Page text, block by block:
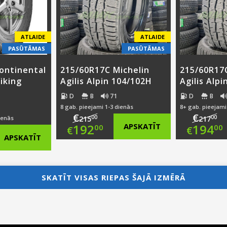
€130.00.
ATLAIDE
PASŪTĀMAS
APSKATĪT
ATLAIDE
PASŪTĀMAS
215/60R17C Michelin
Agilis Alpin 104/102H
D B 71
8 gab. pieejami 1-3 dienās
€21500
Original
was:
€215.00.
€19200
price
is:
APSKATĪT
215/
Agilis
D B
8+ gab.
€21700
€19400
is:
SKATĪT VISAS RIEPAS ŠAJĀ IZMĒRĀ